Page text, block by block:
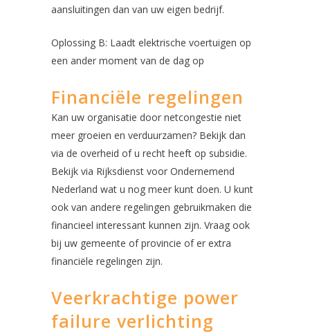
aansluitingen dan van uw eigen bedrijf.
Oplossing B: Laadt elektrische voertuigen op
een ander moment van de dag op
Financiële regelingen
Kan uw organisatie door netcongestie niet
meer groeien en verduurzamen? Bekijk dan
via de overheid of u recht heeft op subsidie.
Bekijk via Rijksdienst voor Ondernemend
Nederland wat u nog meer kunt doen. U kunt
ook van andere regelingen gebruikmaken die
financieel interessant kunnen zijn. Vraag ook
bij uw gemeente of provincie of er extra
financiële regelingen zijn.
Veerkrachtige power
failure verlichting